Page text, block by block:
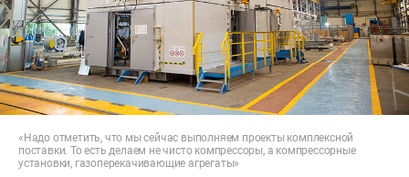
«Надо отметить, что мы сейчас выполняем проекты комплексной
поставки. То есть делаем не чисто компрессоры, а компрессорные
установки, газоперекачивающие агрегаты»